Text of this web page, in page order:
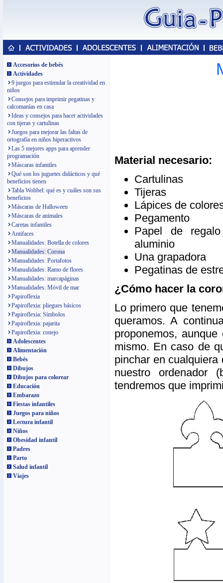
Accesorios de bebés
Actividades
9 juegos para estimular la creatividad en
niños
Consejos para imprimir pegatinas y
calcomanías en casa
Ideas y consejos para hacer actividades
con tijeras y cartulinas
Juegos para mejorar las faltas de
ortografía en niños hiperactivos
Las 5 mejores apps para aprender
programación
Máscaras infantiles
Qué son los juguetes didácticos y qué
beneficios tienen
Tabla Wobbel: qué es y cuáles son sus
beneficios
Máscaras de Halloween
Máscaras de animales
Caretas infantiles
Antifaces
Manualidades: Botella de colores
Manualidades: Corona
Manualidades: Portafotos
Manualidades: Ramo de flores
Manualidades: marcapáginas
Manualidades: Móvil de mar
Papiroflexia
Papiroflexia: pliegues básicos
Papiroflexia: Símbolos
Papiroflexia: pajarita
Papiroflexia: conejo
Adolescentes
Alimentación
Bebés
Dibujos
Dibujos para colorear
Educación
Embarazo
Fiestas infantiles
Juegos para niños
Lectura infantil
Niños
Obesidad infantil
Padres
Parto
Salud infantil
Viajes
Material necesario:
Cartulinas
Tijeras
Lápices de
Pegamento
Papel de
aluminio
Una grapadora
Pegatinas de
¿Cómo hacer la
Lo primero que
queramos. A
proponemos,
mismo. En caso de
pinchar en
nuestro ordenador
tendremos que